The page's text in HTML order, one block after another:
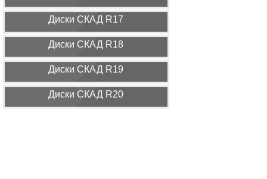
Диcки СКАД R17
Диcки СКАД R18
Диcки СКАД R19
Диcки СКАД R20